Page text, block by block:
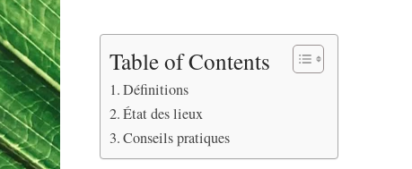
Table of Contents
Définitions
État des lieux
Conseils pratiques